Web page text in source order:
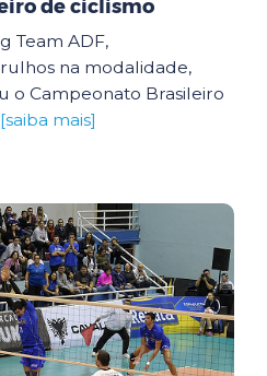
de ciclismo
Team ADF,
na modalidade,
o Campeonato Brasileiro
[saiba mais]